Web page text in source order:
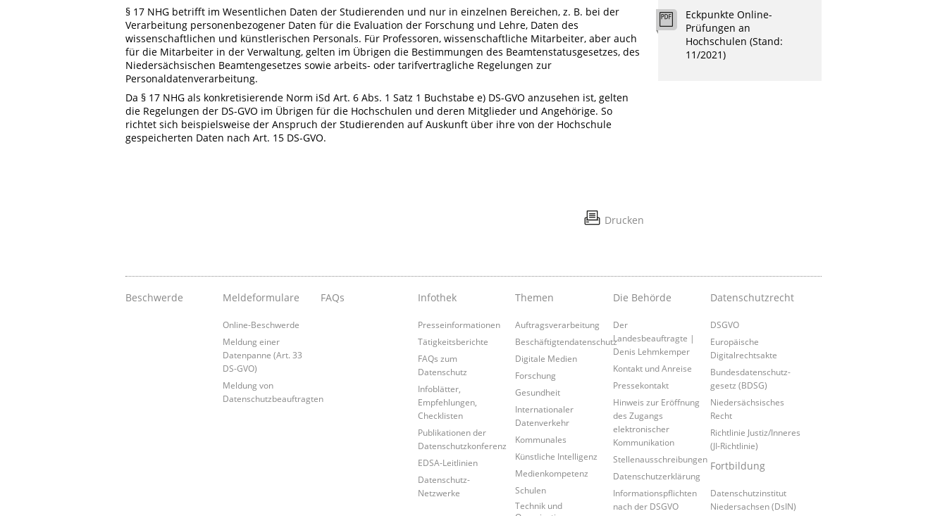
§ 17 NHG betrifft im Wesentlichen Daten der Studierenden und nur in einzelnen Bereichen, z. B. bei der
Verarbeitung personenbezogener Daten für die Evaluation der Forschung und Lehre, Daten des
wissenschaftlichen und künstlerischen Personals. Für Professoren, wissenschaftliche Mitarbeiter, aber auch
für die Mitarbeiter in der Verwaltung, gelten im Übrigen die Bestimmungen des Beamtenstatusgesetzes, des
Niedersächsischen Beamtengesetzes sowie arbeits- oder tarifvertragliche Regelungen zur
Personaldatenverarbeitung.
Da § 17 NHG als konkretisierende Norm iSd Art. 6 Abs. 1 Satz 1 Buchstabe e) DS-GVO anzusehen ist, gelten
die Regelungen der DS-GVO im Übrigen für die Hochschulen und deren Mitglieder und Angehörige. So
richtet sich beispielsweise der Anspruch der Studierenden auf Auskunft über ihre von der Hochschule
gespeicherten Daten nach Art. 15 DS-GVO.
Drucken
Eckpunkte Online-
Prüfungen an
Hochschulen (Stand:
11/2021)
Beschwerde Meldeformulare
Online-Beschwerde
Meldung einer
Datenpanne (Art. 33
DS-GVO)
Meldung von
Datenschutzbeauftragten
FAQs Infothek
Presseinformationen
Tätigkeitsberichte
FAQs zum
Datenschutz
Infoblätter,
Empfehlungen,
Checklisten
Publikationen der
Datenschutzkonferenz
EDSA-Leitlinien
Datenschutz-
Netzwerke
Themen
Auftragsverarbeitung
Beschäftigtendatenschutz
Digitale Medien
Forschung
Gesundheit
Internationaler
Datenverkehr
Kommunales
Künstliche Intelligenz
Medienkompetenz
Schulen
Technik und
Die Behörde
Der
Landesbeauftragte |
Denis Lehmkemper
Kontakt und Anreise
Pressekontakt
Hinweis zur Eröffnung
des Zugangs
elektronischer
Kommunikation
Stellenausschreibungen
Datenschutzerklärung
Informationspflichten
nach der DSGVO
Datenschutzrecht
DSGVO
Europäische
Digitalrechtsakte
Bundesdatenschutz-
gesetz (BDSG)
Niedersächsisches
Recht
Richtlinie Justiz/Inneres
(JI-Richtlinie)
Fortbildung
Datenschutzinstitut
Niedersachsen (DsIN)